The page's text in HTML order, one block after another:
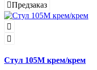
Предзаказ
Стул 105М крем/крем